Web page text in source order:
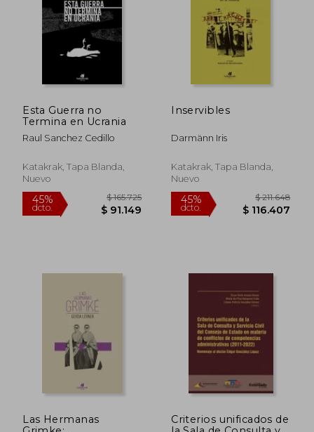
dcto. $ 97.450 dcto.
Esta Guerra no
Termina en Ucrania
Raul Sanchez Cedillo
Katakrak, Tapa Blanda,
Nuevo
45%
dcto.
Inservibles
Darmänn Iris
Katakrak, Tapa Blanda,
Nuevo
45%
dcto.
$
Las Hermanas
Criterios unificados de